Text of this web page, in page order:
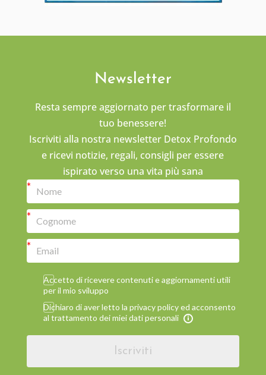
Newsletter
Resta sempre aggiornato per trasformare il
tuo benessere!
Iscriviti alla nostra newsletter Detox Profondo
e ricevi notizie, regali, consigli per essere
ispirato verso una vita più sana
Accetto di ricevere contenuti e aggiornamenti utili
per il mio sviluppo
Dichiaro di aver letto la privacy policy ed acconsento
al trattamento dei miei dati personali
Iscriviti